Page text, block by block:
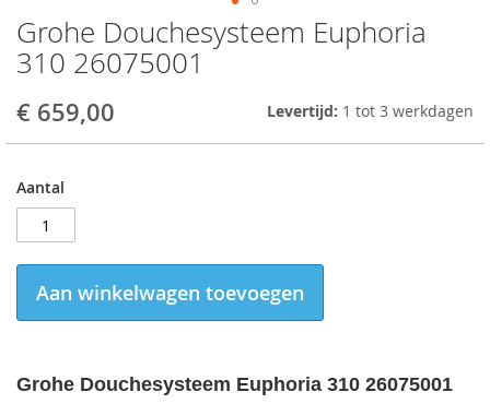
Grohe Douchesysteem Euphoria
310 26075001
€ 659,00 Levertijd: 1 tot 3 werkdagen
Aantal
Aan winkelwagen toevoegen
Grohe Douchesysteem Euphoria 310 26075001
Skip
to
the
of
gallery